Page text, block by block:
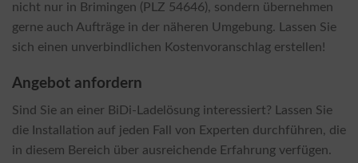
nicht nur in Brimingen (PLZ 54646), sondern übernehmen
gerne auch Aufträge in der näheren Umgebung. Lassen Sie
sich einen unverbindlichen Kostenvoranschlag erstellen!
Angebot anfordern
Sind Sie an einer BiDi-Ladelösung interessiert? Lassen Sie
die Installation auf jeden Fall von Experten durchführen, die
in diesem Bereich über ausreichende Erfahrung verfügen.